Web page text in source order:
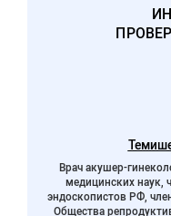
Врач акушер-
медицинских наук,
эндоскопистов РФ,
Общества